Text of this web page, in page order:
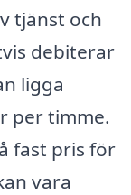
tjänst och
debiterar
ligga
per timme.
fast pris för
vara